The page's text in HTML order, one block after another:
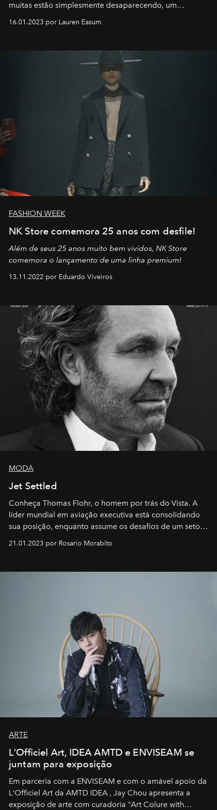
muitas estão simplesmente desaparecendo, um
transportador AMTD abrindo caminho para muitos
por propósitos, com um claro senso de missão na vida e
16.01.2023 por Lauren Easum
FASHION WEEK
NK Store comemora 25 anos com desfile!
Além de seus 25 anos muito bem vividos, NK Store
comemora o lançamento de uma linha premium!
13.11.2022 por Eduardo Viveiros
MODA
Jet Settled
Conheça Thomas Flohr, o homem por trás do Vista. A
líder mundial em aviação executiva está consolidando
sua posição, enquanto assume os desafios de um setor
em rápida evolução e redefinindo o conceito de luxo
21.01.2023 por Rosario Morabito
ARTE
L'Officiel Art, IDEA AMTD e ENVISEAM se
juntam para exposição
Em parceria com a ENVISEAM e com o amável apoio da
L'Officiel Art da AMTD IDEA , Jay Chou apresenta a
exposição de arte com curadoria "Art Colure with